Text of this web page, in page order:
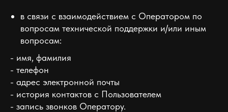
в связи с взаимодействием с Оператором по
вопросам технической поддержки и/или иным
вопросам:
- имя, фамилия
- телефон
- адрес электронной почты
- история контактов с Пользователем
- запись звонков Оператору.